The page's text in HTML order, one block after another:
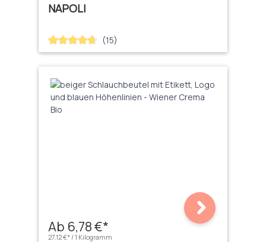
NAPOLI
Durchschnittliche Bewertung von 4.67 von 5 Sternen
(15)
Ab 6,78 €*
27,12 €* / 1 Kilogramm